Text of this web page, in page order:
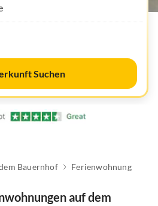
Suchen
Bauernhof Ferienwohnung
auf dem